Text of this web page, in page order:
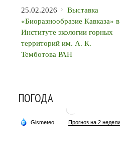
25.02.2026
Выставка
«Биоразнообразие Кавказа» в
Институте экологии горных
территорий им. А. К.
Темботова РАН
ПОГОДА